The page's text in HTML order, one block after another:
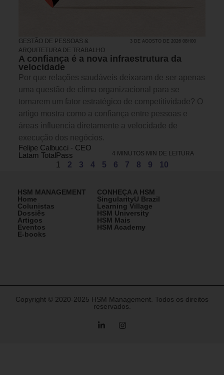
GESTÃO DE PESSOAS &
ARQUITETURA DE TRABALHO
3 DE AGOSTO DE 2026 08H00
A confiança é a nova infraestrutura da
velocidade
Por que relações saudáveis deixaram de ser apenas
uma questão de clima organizacional para se
tornarem um fator estratégico de competitividade? O
artigo mostra como a confiança entre pessoas e
áreas influencia diretamente a velocidade de
execução dos negócios.
Felipe Calbucci - CEO
Latam TotalPass
4 MINUTOS MIN DE LEITURA
1 2 3 4 5 6 7 8 9 10
HSM MANAGEMENT
Home
Colunistas
Dossiês
Artigos
Eventos
E-books
CONHEÇA A HSM
SingularityU Brazil
Learning Village
HSM University
HSM Mais
HSM Academy
Copyright © 2020-2025 HSM Management. Todos os direitos
reservados.